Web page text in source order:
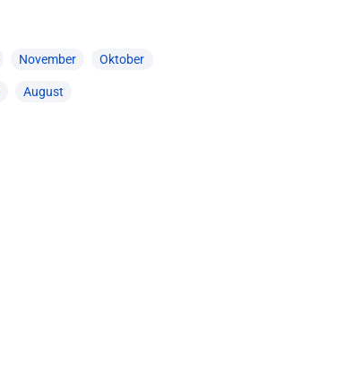
November Oktober
August